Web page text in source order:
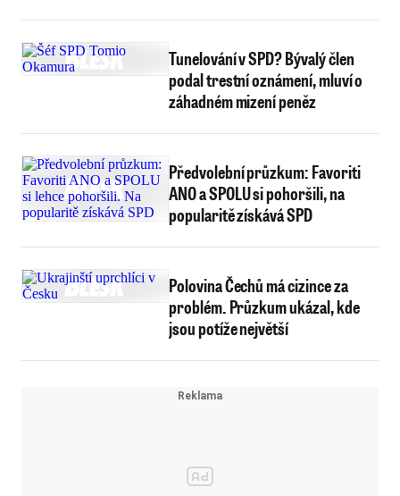
Tunelování v SPD? Bývalý člen
podal trestní oznámení, mluví o
záhadném mizení peněz
Předvolební průzkum: Favoriti
ANO a SPOLU si pohoršili, na
popularitě získává SPD
Polovina Čechů má cizince za
problém. Průzkum ukázal, kde
jsou potíže největší